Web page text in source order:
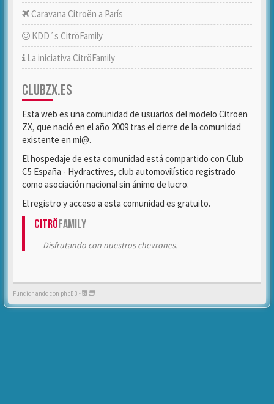
Caravana Citroën a París
KDD´s CitröFamily
La iniciativa CitröFamily
CLUBZX.ES
Esta web es una comunidad de usuarios del modelo Citroën
ZX, que nació en el año 2009 tras el cierre de la comunidad
existente en mi@.
El hospedaje de esta comunidad está compartido con Club
C5 España - Hydractives, club automovilístico registrado
como asociación nacional sin ánimo de lucro.
El registro y acceso a esta comunidad es gratuito.
CitröFamily
Disfrutando con nuestros chevrones.
Funcionando con phpBB -